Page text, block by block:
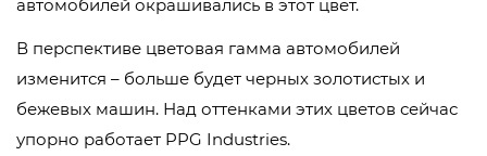
автомобилей окрашивались в этот цвет.
В перспективе цветовая гамма автомобилей
изменится – больше будет черных золотистых и
бежевых машин. Над оттенками этих цветов сейчас
упорно работает PPG Industries.